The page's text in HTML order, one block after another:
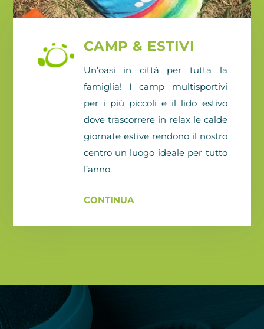
CAMP & ESTIVI
Un’oasi in città per tutta la
famiglia! I camp multisportivi
per i più piccoli e il lido estivo
dove trascorrere in relax le calde
giornate estive rendono il nostro
centro un luogo ideale per tutto
l’anno.
CONTINUA